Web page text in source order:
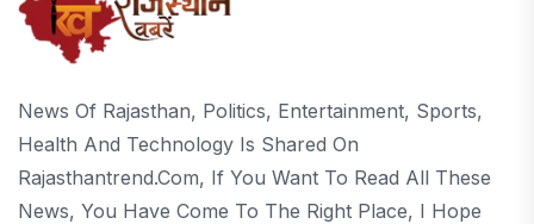
News Of Rajasthan, Politics, Entertainment, Sports,
Health And Technology Is Shared On
Rajasthantrend.com, If You Want To Read All These
News, You Have Come To The Right Place, I Hope